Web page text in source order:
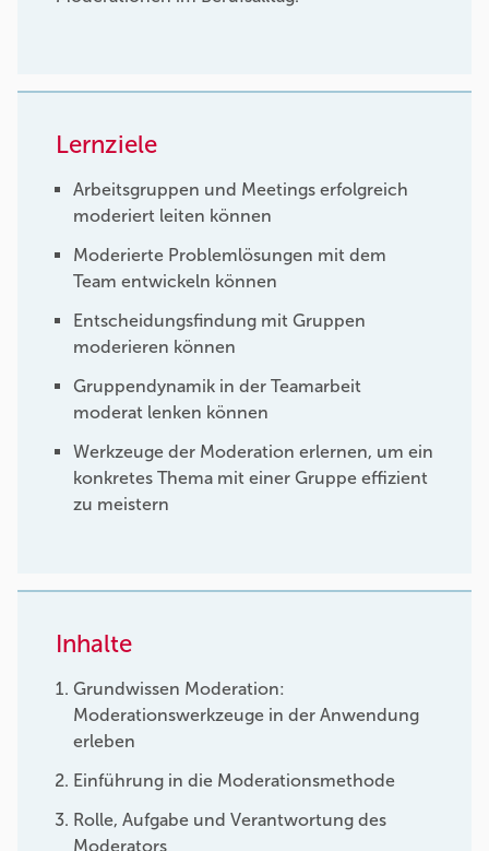
Lernziele
Arbeitsgruppen und Meetings erfolgreich
moderiert leiten können
Moderierte Problemlösungen mit dem
Team entwickeln können
Entscheidungsfindung mit Gruppen
moderieren können
Gruppendynamik in der Teamarbeit
moderat lenken können
Werkzeuge der Moderation erlernen, um ein
konkretes Thema mit einer Gruppe effizient
zu meistern
Inhalte
Grundwissen Moderation:
Moderationswerkzeuge in der Anwendung
erleben
Einführung in die Moderationsmethode
Rolle, Aufgabe und Verantwortung des
Moderators